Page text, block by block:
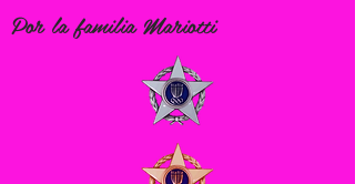
Por la familia Mariotti